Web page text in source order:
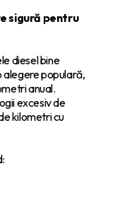
sigură pentru
diesel bine
populară,
anual.
excesiv de
kilometri cu